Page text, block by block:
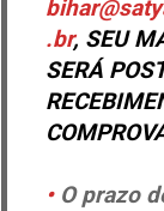
.br, SEU
SERÁ
• O prazo